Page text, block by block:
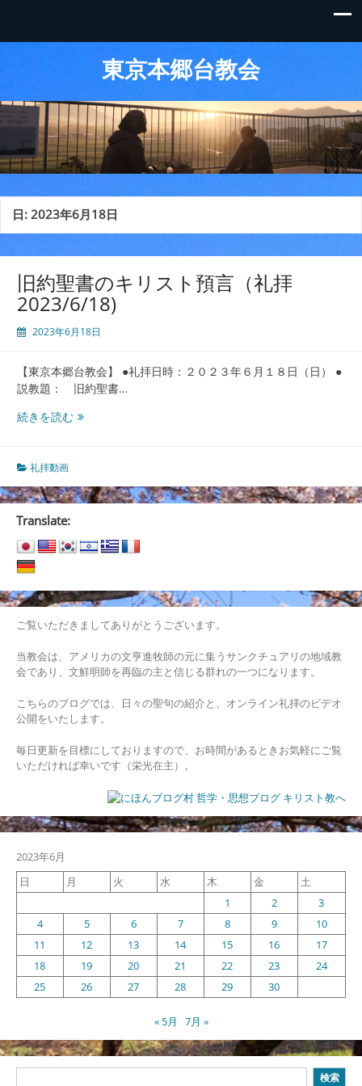
東京本郷台教会
日:2023年6月18日
旧約聖書のキリスト預言（礼拝
2023/6/18)
2023年6月18日
【東京本郷台教会】 ●礼拝日時：２０２３年６月１８日（日） ●
説教題： 旧約聖書…
続きを読む旧
の
キ
ト
（礼
拝
2023/6/18)
礼拝動画
Translate:
ご覧いただきましてありがとうございます。
当教会は、アメリカの文亨進牧師の元に集うサンクチュアリの地域教
会であり、文鮮明師を再臨の主と信じる群れの一つになります。
こちらのブログでは、日々の聖句の紹介と、オンライン礼拝のビデオ
公開をいたします。
毎日更新を目標にしておりますので、お時間があるときお気軽にご覧
いただければ幸いです（栄光在主）。
2023年6月
日
月 火 水 木 金
土
1
2
3
4
5 6 7 8 9
10
11
12 13 14 15 16
17
18
19 20 21 22 23
24
25
26 27 28 29 30
« 5月 7月 »
検索